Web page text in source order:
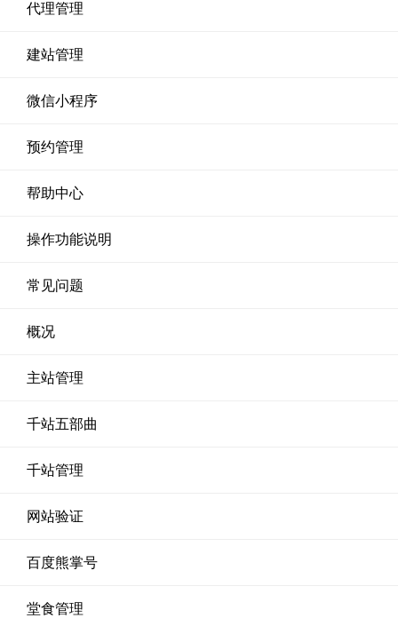
代理管理
建站管理
微信小程序
预约管理
帮助中心
操作功能说明
常见问题
概况
主站管理
千站五部曲
千站管理
网站验证
百度熊掌号
堂食管理